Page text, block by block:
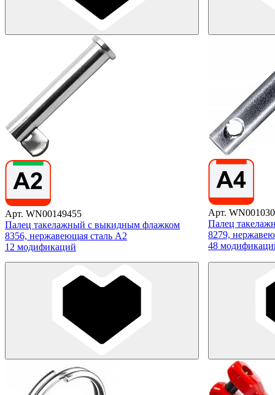
Арт. WN00149455
Палец такелажный с выкидным флажком
8356, нержавеющая сталь А2
12 модификаций
Арт.
Палец
8279,
48